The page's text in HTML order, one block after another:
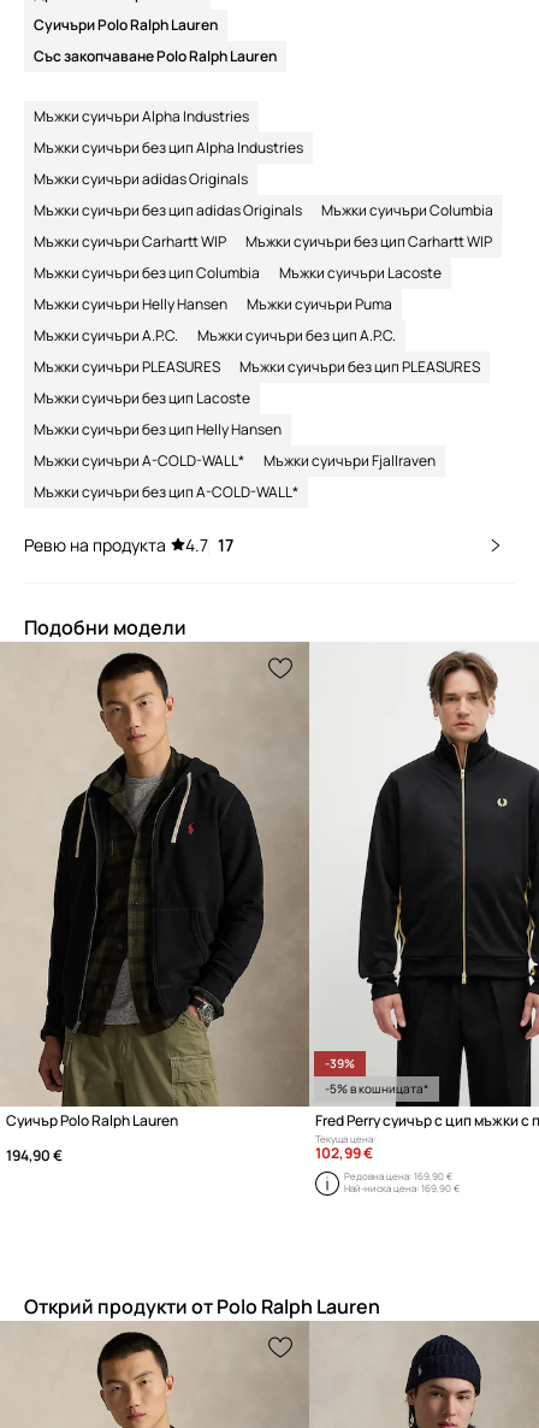
Суичъри Polo Ralph Lauren
Със закопчаване Polo Ralph Lauren
Мъжки суичъри Alpha Industries
Мъжки суичъри без цип Alpha Industries
Мъжки суичъри adidas Originals
Мъжки суичъри без цип adidas Originals
Мъжки суичъри Columbia
Мъжки суичъри Carhartt WIP
Мъжки суичъри без цип Carhartt WIP
Мъжки суичъри без цип Columbia
Мъжки суичъри Lacoste
Мъжки суичъри Helly Hansen
Мъжки суичъри Puma
Мъжки суичъри A.P.C.
Мъжки суичъри без цип A.P.C.
Мъжки суичъри PLEASURES
Мъжки суичъри без цип PLEASURES
Мъжки суичъри без цип Lacoste
Мъжки суичъри без цип Helly Hansen
Мъжки суичъри A-COLD-WALL*
Мъжки суичъри Fjallraven
Мъжки суичъри без цип A-COLD-WALL*
Ревю на продукта 4.7 17
Подобни модели
Суичър Polo Ralph Lauren
194,90 €
-39%
-5% в кошницата*
Fred Perry суичър с цип мъжки с
Текуща цена:
102,99 €
Редовна цена:169,90 €
Най-ниска цена:169,90 €
Открий продукти от Polo Ralph Lauren